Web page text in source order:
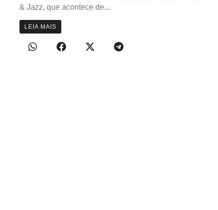
& Jazz, que acontece de...
LEIA MAIS